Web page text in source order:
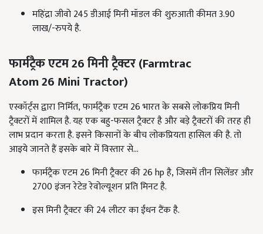
महिंद्रा जीवो 245 डीआई मिनी मॉडल की शुरुआती कीमत 3.90
लाख/-रुपये है.
फार्मट्रैक एटम 26 मिनी ट्रैक्टर (Farmtrac
Atom 26 Mini Tractor)
एस्कॉर्ट्स द्वारा निर्मित,फार्मट्रैक एटम 26 भारत के सबसे लोकप्रिय मिनी
ट्रैक्टरों में शामिल है. यह एक बहु-फसल ट्रैक्टर है और बड़े ट्रैक्टरों की तरह ही
लाभ प्रदान करता है. इसने किसानों के बीच लोकप्रियता हासिल की है. तो
आइये जानते हैं इसके बारे में विस्तार से...
फार्मट्रैक एटम 26 मिनी ट्रैक्टर की 26hpहै,जिसमें तीन सिलेंडर और
2700 इंजन रेटेड रेवोल्यूशन प्रति मिनट है.
इस मिनी ट्रैक्टर की 24 लीटर का ईंधन टैंक है.